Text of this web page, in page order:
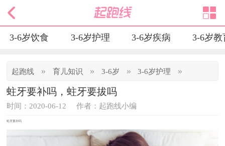
3-6岁饮食 3-6岁护理 3-6岁疾病 3-6岁教
起跑线 » 育儿知识 » 3-6岁 » 3-6岁护理 »
蛀牙要补吗，蛀牙要拔吗
时间：2020-06-12 作者：起跑线小编
蛀牙要补吗